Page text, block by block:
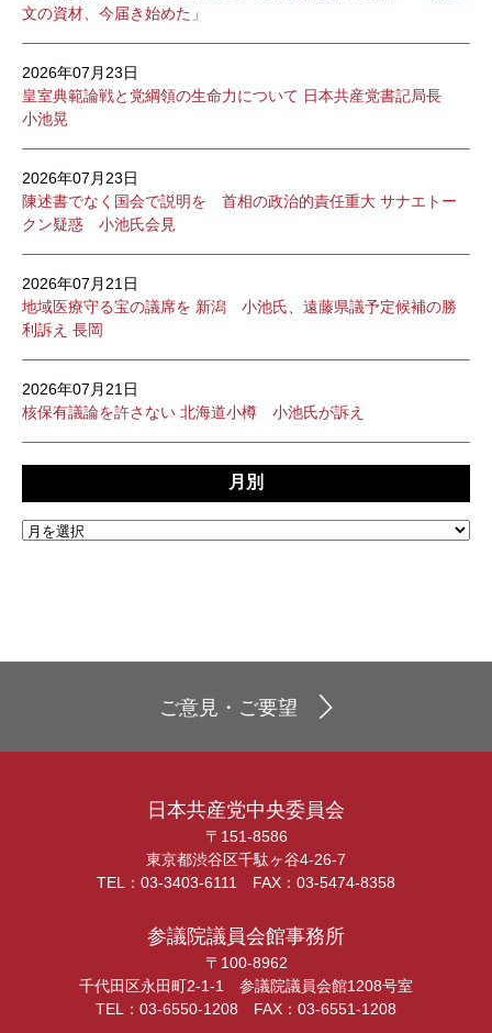
文の資材、今届き始めた」
2026年07月23日
皇室典範論戦と党綱領の生命力について 日本共産党書記局長
小池晃
2026年07月23日
陳述書でなく国会で説明を 首相の政治的責任重大 サナエトー
クン疑惑 小池氏会見
2026年07月21日
地域医療守る宝の議席を 新潟 小池氏、遠藤県議予定候補の勝
利訴え 長岡
2026年07月21日
核保有議論を許さない 北海道小樽 小池氏が訴え
月別
ご意見・ご要望
日本共産党中央委員会
〒151-8586
東京都渋谷区千駄ヶ谷4-26-7
TEL：03-3403-6111 FAX：03-5474-8358
参議院議員会館事務所
〒100-8962
千代田区永田町2-1-1 参議院議員会館1208号室
TEL：03-6550-1208 FAX：03-6551-1208